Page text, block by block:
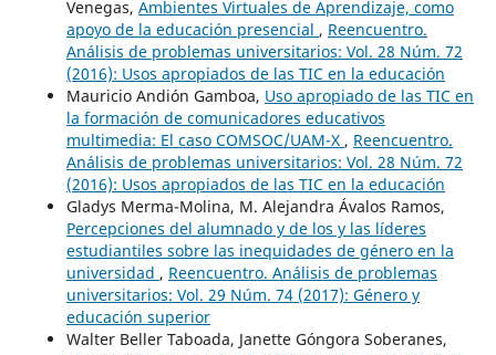
Venegas, Ambientes Virtuales de Aprendizaje, como
apoyo de la educación presencial , Reencuentro.
Análisis de problemas universitarios: Vol. 28 Núm. 72
(2016): Usos apropiados de las TIC en la educación
Mauricio Andión Gamboa, Uso apropiado de las TIC en
la formación de comunicadores educativos
multimedia: El caso COMSOC/UAM-X , Reencuentro.
Análisis de problemas universitarios: Vol. 28 Núm. 72
(2016): Usos apropiados de las TIC en la educación
Gladys Merma-Molina, M. Alejandra Ávalos Ramos,
Percepciones del alumnado y de los y las líderes
estudiantiles sobre las inequidades de género en la
universidad , Reencuentro. Análisis de problemas
universitarios: Vol. 29 Núm. 74 (2017): Género y
educación superior
Walter Beller Taboada, Janette Góngora Soberanes,